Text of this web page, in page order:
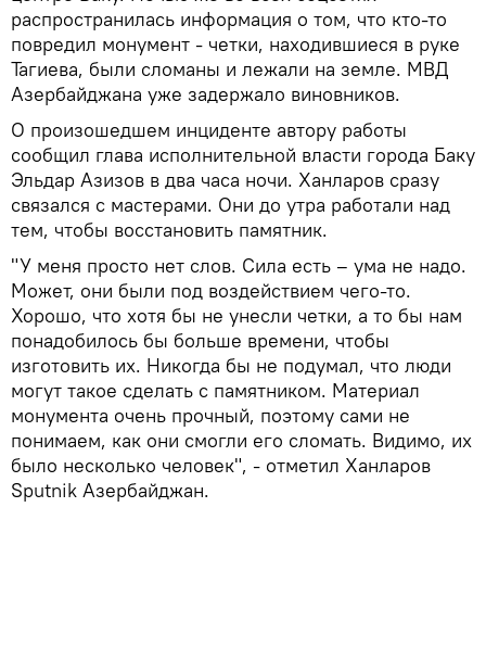
распространилась информация о том, что кто-то
повредил монумент - четки, находившиеся в руке
Тагиева, были сломаны и лежали на земле. МВД
Азербайджана уже задержало виновников.
О произошедшем инциденте автору работы
сообщил глава исполнительной власти города Баку
Эльдар Азизов в два часа ночи. Ханларов сразу
связался с мастерами. Они до утра работали над
тем, чтобы восстановить памятник.
"У меня просто нет слов. Сила есть – ума не надо.
Может, они были под воздействием чего-то.
Хорошо, что хотя бы не унесли четки, а то бы нам
понадобилось бы больше времени, чтобы
изготовить их. Никогда бы не подумал, что люди
могут такое сделать с памятником. Материал
монумента очень прочный, поэтому сами не
понимаем, как они смогли его сломать. Видимо, их
было несколько человек", - отметил Ханларов
Sputnik Азербайджан.